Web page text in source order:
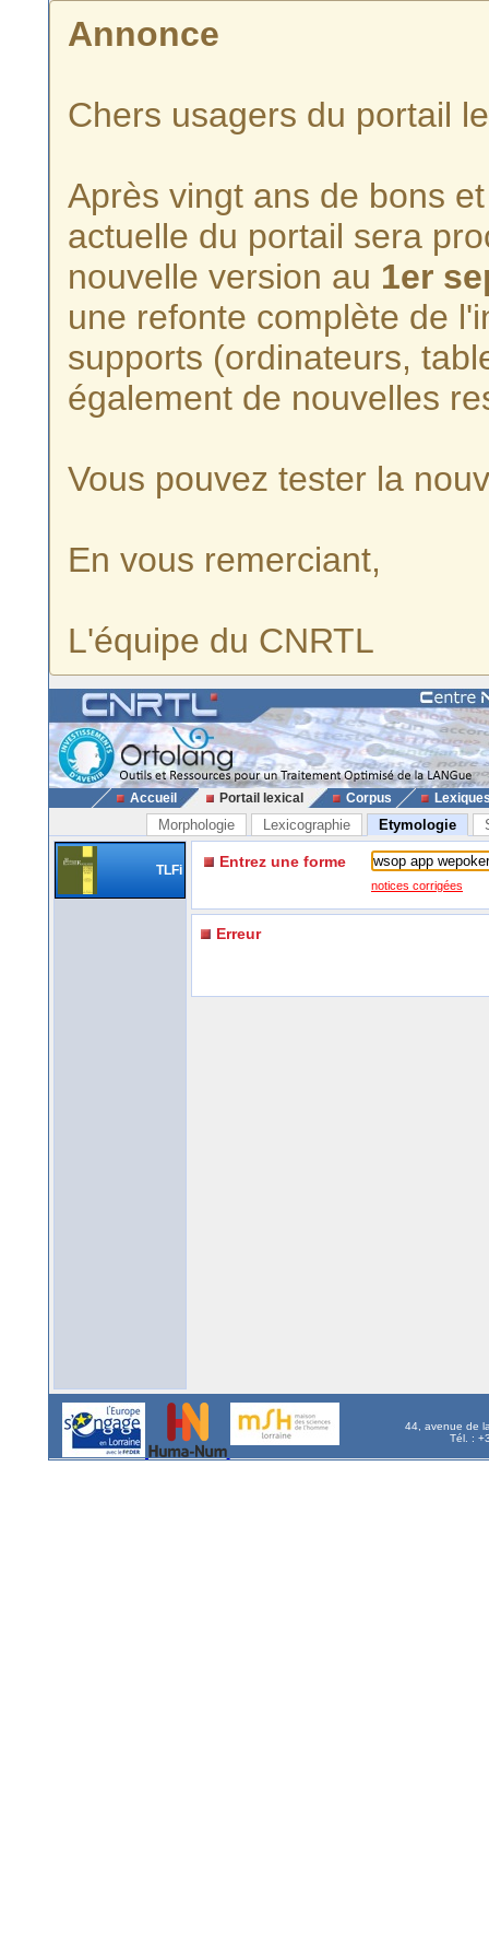
Annonce
Chers usagers du portail
Après vingt ans de bons
actuelle du portail sera
nouvelle version au 1er
une refonte complète de
supports (ordinateurs,
également de nouvelles
Vous pouvez tester la
En vous remerciant,
L'équipe du CNRTL
Accueil Portail lexical Corpus
Morphologie Lexicographie Etymologie
TLFi Entrez une forme
notices corrigées
Erreur
44, avenue de
Tél. :